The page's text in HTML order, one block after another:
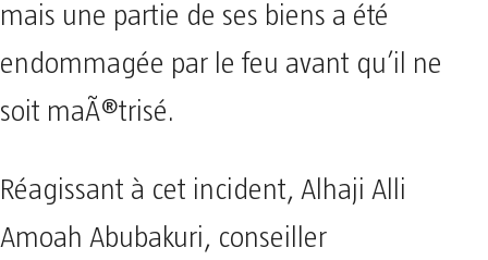
mais une partie de ses biens a été
endommagée par le feu avant qu’il ne
soit maÃ®trisé.
Réagissant à cet incident, Alhaji Alli
Amoah Abubakuri, conseiller